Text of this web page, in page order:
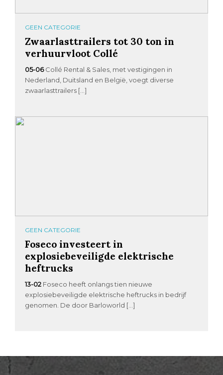
GEEN CATEGORIE
Zwaarlasttrailers tot 30 ton in
verhuurvloot Collé
05-06 Collé Rental & Sales, met vestigingen in
Nederland, Duitsland en België, voegt diverse
zwaarlasttrailers […]
GEEN CATEGORIE
Foseco investeert in
explosiebeveiligde elektrische
heftrucks
13-02 Foseco heeft onlangs tien nieuwe
explosiebeveiligde elektrische heftrucks in bedrijf
genomen. De door Barloworld […]